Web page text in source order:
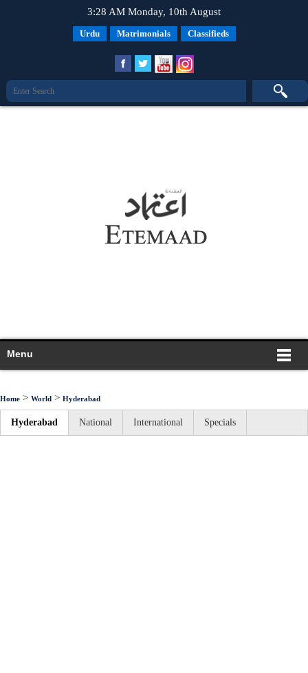
3:28 AM Monday, 10th August
Urdu Matrimonials Classifieds
Menu
Home > World > Hyderabad
Hyderabad National International Specials